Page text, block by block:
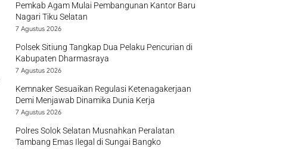
Pemkab Agam Mulai Pembangunan Kantor Baru
Nagari Tiku Selatan
7 Agustus 2026
Polsek Sitiung Tangkap Dua Pelaku Pencurian di
Kabupaten Dharmasraya
7 Agustus 2026
Kemnaker Sesuaikan Regulasi Ketenagakerjaan
Demi Menjawab Dinamika Dunia Kerja
7 Agustus 2026
Polres Solok Selatan Musnahkan Peralatan
Tambang Emas Ilegal di Sungai Bangko